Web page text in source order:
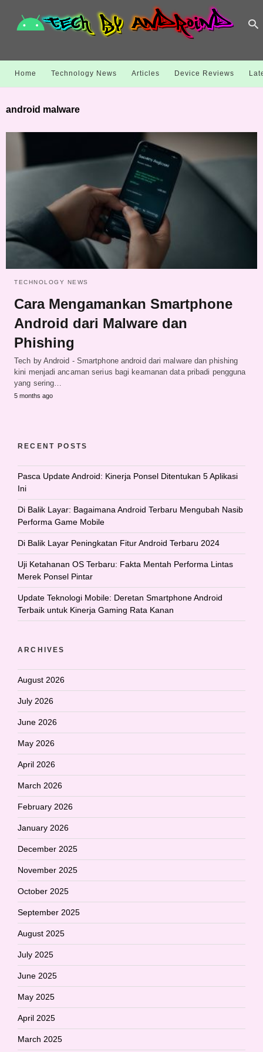
Home Technology News Articles Device Reviews
android malware
TECHNOLOGY NEWS
Cara Mengamankan Smartphone
Android dari Malware dan
Phishing
Tech by Android - Smartphone android dari malware dan phishing
kini menjadi ancaman serius bagi keamanan data pribadi pengguna
yang sering…
5 months ago
RECENT POSTS
Pasca Update Android: Kinerja Ponsel Ditentukan 5 Aplikasi
Ini
Di Balik Layar: Bagaimana Android Terbaru Mengubah Nasib
Performa Game Mobile
Di Balik Layar Peningkatan Fitur Android Terbaru 2024
Uji Ketahanan OS Terbaru: Fakta Mentah Performa Lintas
Merek Ponsel Pintar
Update Teknologi Mobile: Deretan Smartphone Android
Terbaik untuk Kinerja Gaming Rata Kanan
ARCHIVES
August 2026
July 2026
June 2026
May 2026
April 2026
March 2026
February 2026
January 2026
December 2025
November 2025
October 2025
September 2025
August 2025
July 2025
June 2025
May 2025
April 2025
March 2025